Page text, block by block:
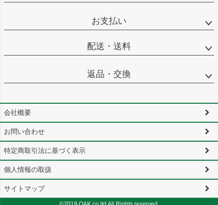
お支払い
配送・送料
返品・交換
会社概要
お問い合わせ
特定商取引法に基づく表示
個人情報の取扱
サイトマップ